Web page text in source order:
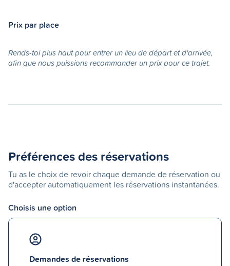
Prix par place
Rends-toi plus haut pour entrer un lieu de départ et d'arrivée,
afin que nous puissions recommander un prix pour ce trajet.
Préférences des réservations
Tu as le choix de revoir chaque demande de réservation ou
d'accepter automatiquement les réservations instantanées.
Choisis une option
Demandes de réservations